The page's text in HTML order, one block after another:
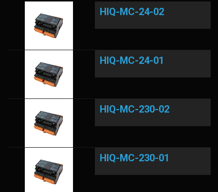
HIQ-MC-24-02
HIQ-MC-24-01
HIQ-MC-230-02
HIQ-MC-230-01